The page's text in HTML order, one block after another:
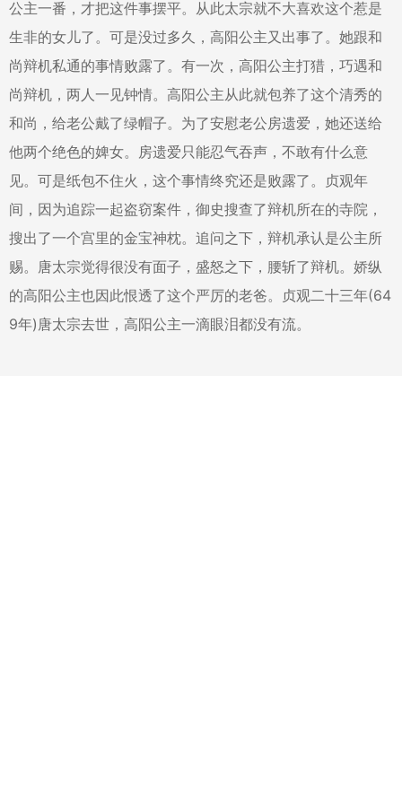
公主一番，才把这件事摆平。从此太宗就不大喜欢这个惹是
生非的女儿了。可是没过多久，高阳公主又出事了。她跟和
尚辩机私通的事情败露了。有一次，高阳公主打猎，巧遇和
尚辩机，两人一见钟情。高阳公主从此就包养了这个清秀的
和尚，给老公戴了绿帽子。为了安慰老公房遗爱，她还送给
他两个绝色的婢女。房遗爱只能忍气吞声，不敢有什么意
见。可是纸包不住火，这个事情终究还是败露了。贞观年
间，因为追踪一起盗窃案件，御史搜查了辩机所在的寺院，
搜出了一个宫里的金宝神枕。追问之下，辩机承认是公主所
赐。唐太宗觉得很没有面子，盛怒之下，腰斩了辩机。娇纵
的高阳公主也因此恨透了这个严厉的老爸。贞观二十三年(64
9年)唐太宗去世，高阳公主一滴眼泪都没有流。